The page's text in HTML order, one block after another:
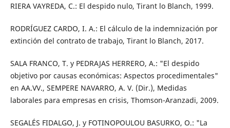
RIERA VAYREDA, C.: El despido nulo, Tirant lo Blanch, 1999.
RODRÍGUEZ CARDO, I. A.: El cálculo de la indemnización por
extinción del contrato de trabajo, Tirant lo Blanch, 2017.
SALA FRANCO, T. y PEDRAJAS HERRERO, A.: "El despido
objetivo por causas económicas: Aspectos procedimentales"
en AA.VV., SEMPERE NAVARRO, A. V. (Dir.), Medidas
laborales para empresas en crisis, Thomson-Aranzadi, 2009.
SEGALÉS FIDALGO, J. y FOTINOPOULOU BASURKO, O.: "La